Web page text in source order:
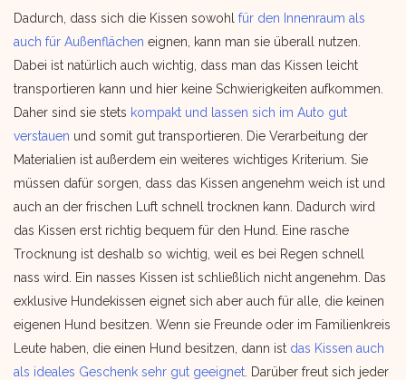
Dadurch, dass sich die Kissen sowohl für den Innenraum als
auch für Außenflächen eignen, kann man sie überall nutzen.
Dabei ist natürlich auch wichtig, dass man das Kissen leicht
transportieren kann und hier keine Schwierigkeiten aufkommen.
Daher sind sie stets kompakt und lassen sich im Auto gut
verstauen und somit gut transportieren. Die Verarbeitung der
Materialien ist außerdem ein weiteres wichtiges Kriterium. Sie
müssen dafür sorgen, dass das Kissen angenehm weich ist und
auch an der frischen Luft schnell trocknen kann. Dadurch wird
das Kissen erst richtig bequem für den Hund. Eine rasche
Trocknung ist deshalb so wichtig, weil es bei Regen schnell
nass wird. Ein nasses Kissen ist schließlich nicht angenehm. Das
exklusive Hundekissen eignet sich aber auch für alle, die keinen
eigenen Hund besitzen. Wenn sie Freunde oder im Familienkreis
Leute haben, die einen Hund besitzen, dann ist das Kissen auch
als ideales Geschenk sehr gut geeignet . Darüber freut sich jeder